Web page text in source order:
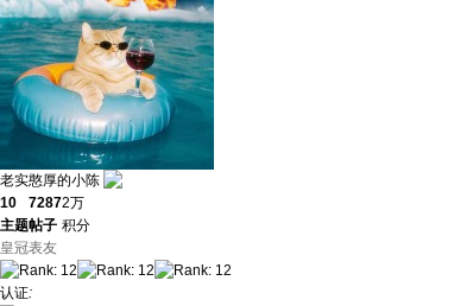
老实憨厚的小陈
10
主题
7287
帖子
2万
积分
皇冠表友
认证: